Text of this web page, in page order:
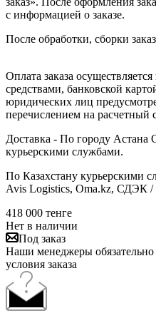
с информацией о заказе.
После обработки, сборки
Оплата заказа
средствами, банковской
юридических лиц
перечислением на расчетный
Доставка - По городу Астана
курьерскими службами.
По Казахстану курьерскими
Avis Logistics, Oma.kz, СДЭК
418 000 тенге
Нет в наличии
Под заказ
Наши менеджеры обязательно
условия заказа